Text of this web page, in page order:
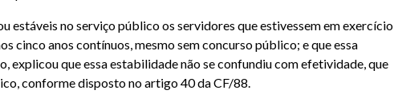
estáveis no serviço público os servidores que estivessem em exercício
cinco anos contínuos, mesmo sem concurso público; e que essa
que essa estabilidade não se confundiu com efetividade, que
conforme disposto no artigo 40 da CF/88.